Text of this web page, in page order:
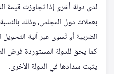
بعملات دول المجلس، وذلك
الضريبة أو تُسوى عبر آلية التحويل
كما يحق للدولة المستوردة فرض
يثبت سدادها في الدولة الأخرى.